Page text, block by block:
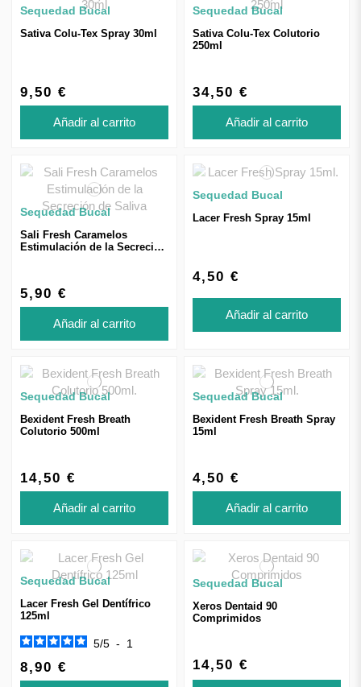
Sequedad Bucal
Sativa Colu-Tex Spray 30ml
9,50 €
Añadir al carrito
Sequedad Bucal
Sativa Colu-Tex Colutorio
250ml
34,50 €
Añadir al carrito
Sequedad Bucal
Sali Fresh Caramelos
Estimulación de la Secreción
5,90 €
Añadir al carrito
Sequedad Bucal
Lacer Fresh Spray 15ml
4,50 €
Añadir al carrito
Sequedad Bucal
Bexident Fresh Breath
Colutorio 500ml
14,50 €
Añadir al carrito
Sequedad Bucal
Bexident Fresh Breath Spray
15ml
4,50 €
Añadir al carrito
Sequedad Bucal
Lacer Fresh Gel Dentífrico
125ml
5/5 - 1
8,90 €
Sequedad Bucal
Xeros Dentaid 90
Comprimidos
14,50 €